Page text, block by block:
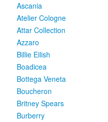
Ascania
Atelier Cologne
Attar Collection
Azzaro
Billie Eilish
Boadicea
Bottega Veneta
Boucheron
Britney Spears
Burberry